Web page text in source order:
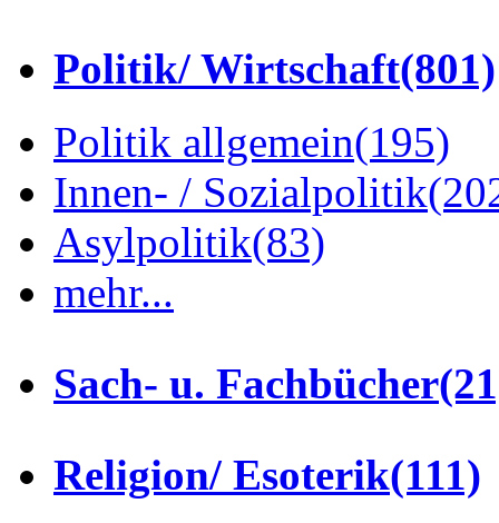
Politik/ Wirtschaft(801)
Politik allgemein(195)
Innen- / Sozialpolitik
Asylpolitik(83)
mehr...
Sach- u. Fachbücher
Religion/ Esoterik(111)